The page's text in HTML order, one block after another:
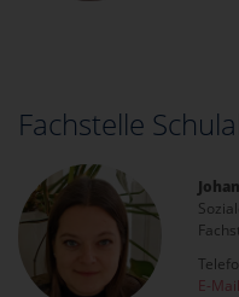
Fachstelle
E-